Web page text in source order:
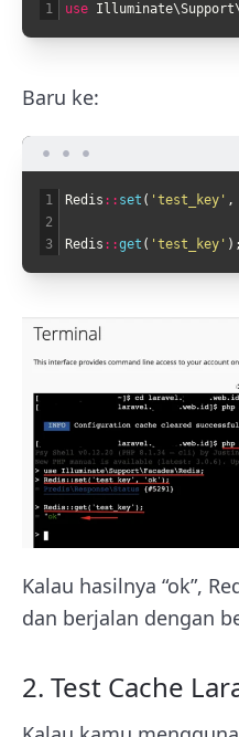
1 use Illuminate\Support
Baru ke:
1
2
3
Redis :: set ( 'test_key' ,
Redis ::get ( 'test_key' ) ;
Kalau hasilnya “ok”,
dan berjalan dengan
2. Test Cache